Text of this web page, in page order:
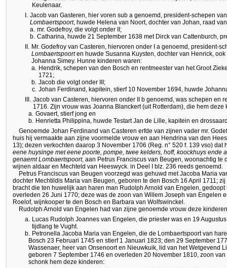
Keulenaar.
I. Jacob van Gasteren, hier voren sub a genoemd, president-schepen
Lombaertspoort, huwde Helena van Noort, dochter van Johan, raad
a. mr. Godefroy, die volgt onder II;
b. Catharina, huwde 21 September 1638 met Dirck van Cattenburch,
II. Mr. Godefroy van Casteren, hiervoren onder I a genoemd, president-
Lombaertspoorten huwde Susanna Kuysten, dochter van Henrick,
Johanna Simey. Hunne kinderen waren:
a. Hendrik, schepen van den Bosch en rentmeester van het Groot
1721;
b. Jacob die volgt onder III;
c. Johan Ferdinand, kapitein, stierf 10 November 1694, huwde
III. Jacob van Casteren, hiervoren onder II b genoemd, was schepen en
1716. Zijn vrouw was Joanna Blanckert (uit Rotterdam), die hem deze
a. Govaert, stierf jong en
b. Henrietta Philippina, huwde Testart Jan de Lille, kapitein en
Genoemde Johan Ferdinand van Casteren erfde van zijnen vader mr.
huis hij vermaakte aan zijne voormelde vrouw en aan Hendrina van den
13); dezen verkochten daarop 3 November 1706 (Reg. n° 520 f. 139 vso)
eene huysinge met eene poorte, pompe, twee kelders, hoff, koockhuys ende
genaemt Lombaertspoort, aan Petrus Franciscus van Beugen, woonachtig te
wijnen aldaar en Mechteld van Heeswyck. in Deel I blz. 236 reeds genoemd.
Petrus Franciscus van Beugen voorzegd was gehuwd met Jacoba Maria
dochter Mechtildis Maria van Beugen, geboren te den Bosch 16 April 1711;
bracht die ten huwelijk aan haren man Rudolph Arnold van Engelen,
overleden 26 Juni 1770; deze was de zoon van Willem Joseph van Engelen
Roelof, wijnkooper te den Bosch en Barbara van Wolfswinckel.
Rudolph Arnold van Engelen had van zijne genoemde vrouw deze
a. Lucas Rudolph Joannes van Engelen, die priester was en 19
tijdlang te Vught.
b. Petronella Jacoba Maria van Engelen, die de Lombaertspoort van
Bosch 23 Februari 1745 en stierf 1 Januari 1823; den 29 September
Wassenaer, heer van Onsenoort en Nieuwkuik, lid van het Wetgevend
geboren 7 September 1746 en overleden 20 November 1810, zoon
schonk hem deze kinderen: